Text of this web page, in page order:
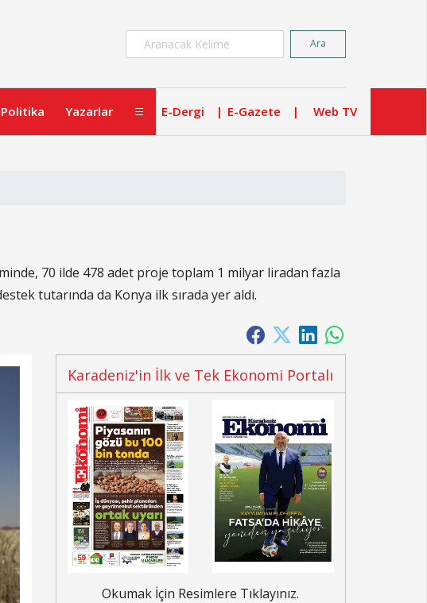
Ara
Politika Yazarlar E-Dergi E-Gazete Web TV
70 ilde 478 adet proje toplam 1 milyar liradan fazla
tutarında da Konya ilk sırada yer aldı.
Karadeniz'in İlk ve Tek Ekonomi Portalı
Okumak İçin Resimlere Tıklayınız.